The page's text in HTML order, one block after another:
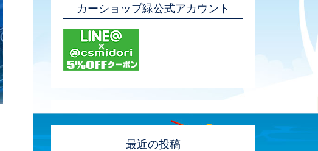
カーショップ緑公式アカウント
最近の投稿